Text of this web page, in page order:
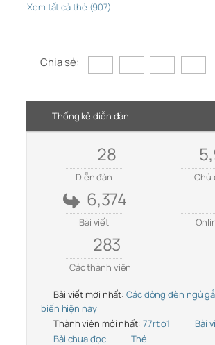
Xem tất cả thẻ (907)
Chia sẻ:
Thống kê diễn đàn
28
Diễn đàn Chủ
6,374
Bài viết
283
Các thành viên
Bài viết mới nhất: Các dòng đèn ngủ
biến hiện nay
Thành viên mới nhất: 77rtio1
Bài
Bài chưa đọc
Thẻ